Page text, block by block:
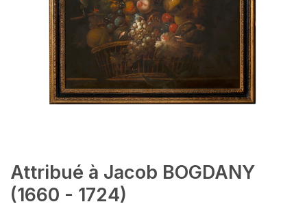
Attribué à Jacob BOGDANY
(1660 - 1724)